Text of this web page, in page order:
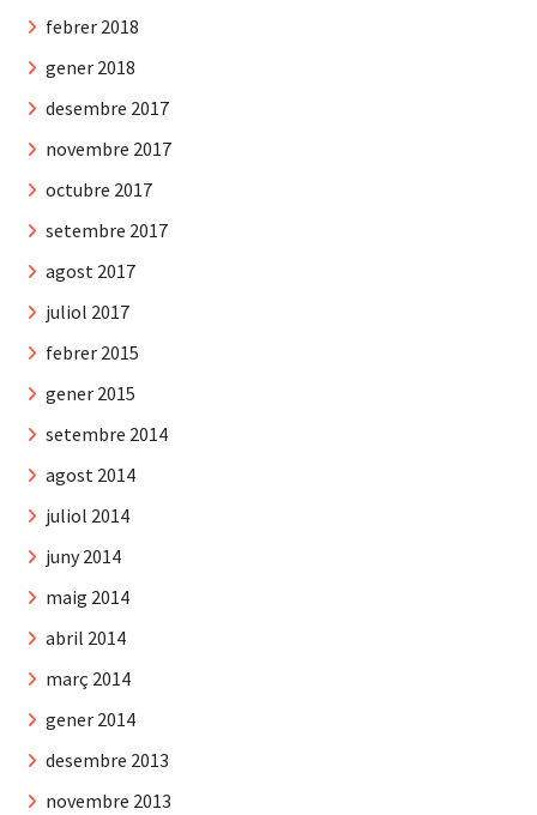
febrer 2018
gener 2018
desembre 2017
novembre 2017
octubre 2017
setembre 2017
agost 2017
juliol 2017
febrer 2015
gener 2015
setembre 2014
agost 2014
juliol 2014
juny 2014
maig 2014
abril 2014
març 2014
gener 2014
desembre 2013
novembre 2013